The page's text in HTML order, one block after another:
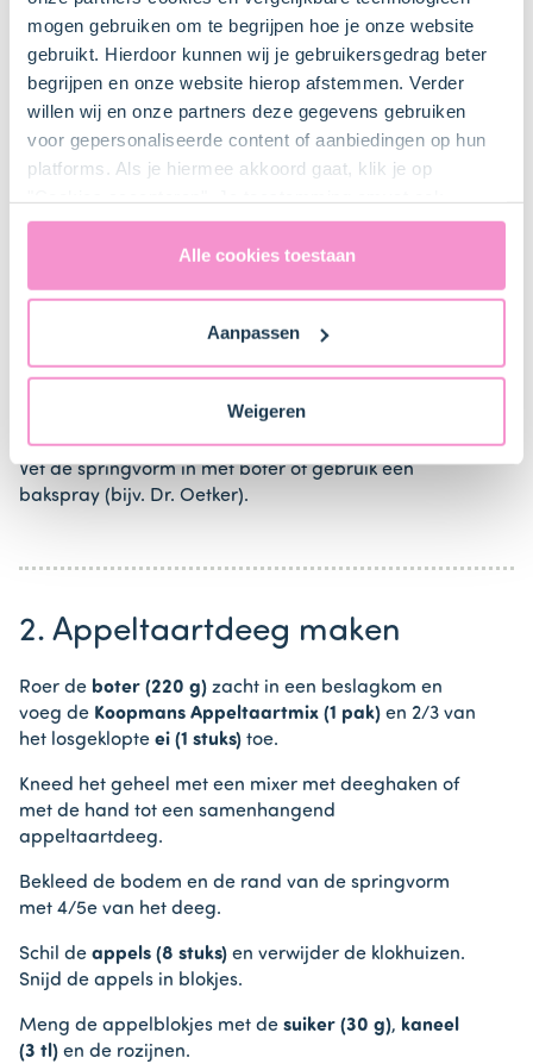
mogen gebruiken om te begrijpen hoe je onze website
gebruikt. Hierdoor kunnen wij je gebruikersgedrag beter
begrijpen en onze website hierop afstemmen. Verder
willen wij en onze partners deze gegevens gebruiken
voor gepersonaliseerde content of aanbiedingen op hun
platforms. Als je hiermee akkoord gaat, klik je op
uitdrukkelijk een eventuele gegevensoverdracht naar de
Verenigde Staten in de zin van artikel 49 AVG. Raadpleeg
ons
naar technology providers en partners in de Verenigde
Staten. Je kunt op elk moment van gedachten
Alle cookies toestaan
Aanpassen
Weigeren
bij ons zusje DeLeuksteTaartenshop.
Stappen
1. Voorbereiden
Wel derozijnen (100 g)in lauwwarm water (circa 15
minuten) en dep ze droog.
Plaats het rooster iets onder het midden van de oven
Vet de springvorm in met boter of gebruik een
bakspray (bijv. Dr. Oetker).
2. Appeltaartdeeg maken
Roer de boter (220 g) zacht in een beslagkom en
voeg de Koopmans Appeltaartmix (1 pak) en 2/3 van
het losgeklopte ei (1 stuks) toe.
Kneed het geheel met een mixer met deeghaken of
met de hand tot een samenhangend
appeltaartdeeg.
Bekleed de bodem en de rand van de springvorm
met 4/5e van het deeg.
Schil de appels (8 stuks) en verwijder de klokhuizen.
Snijd de appels in blokjes.
Meng de appelblokjes met de suiker (30 g), kaneel
(3 tl) en de rozijnen.